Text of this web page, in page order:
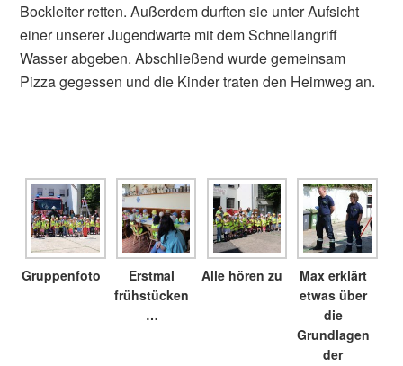
Bockleiter retten. Außerdem durften sie unter Aufsicht
einer unserer Jugendwarte mit dem Schnellangriff
Wasser abgeben. Abschließend wurde gemeinsam
Pizza gegessen und die Kinder traten den Heimweg an.
Gruppenfoto
Erstmal
frühstücken
…
Alle hören zu
Max erklärt
etwas über
die
Grundlagen
der